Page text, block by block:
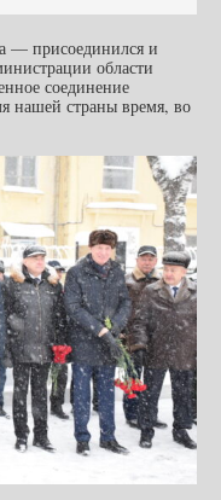
— присоединился и
области
соединение
нашей страны время, во